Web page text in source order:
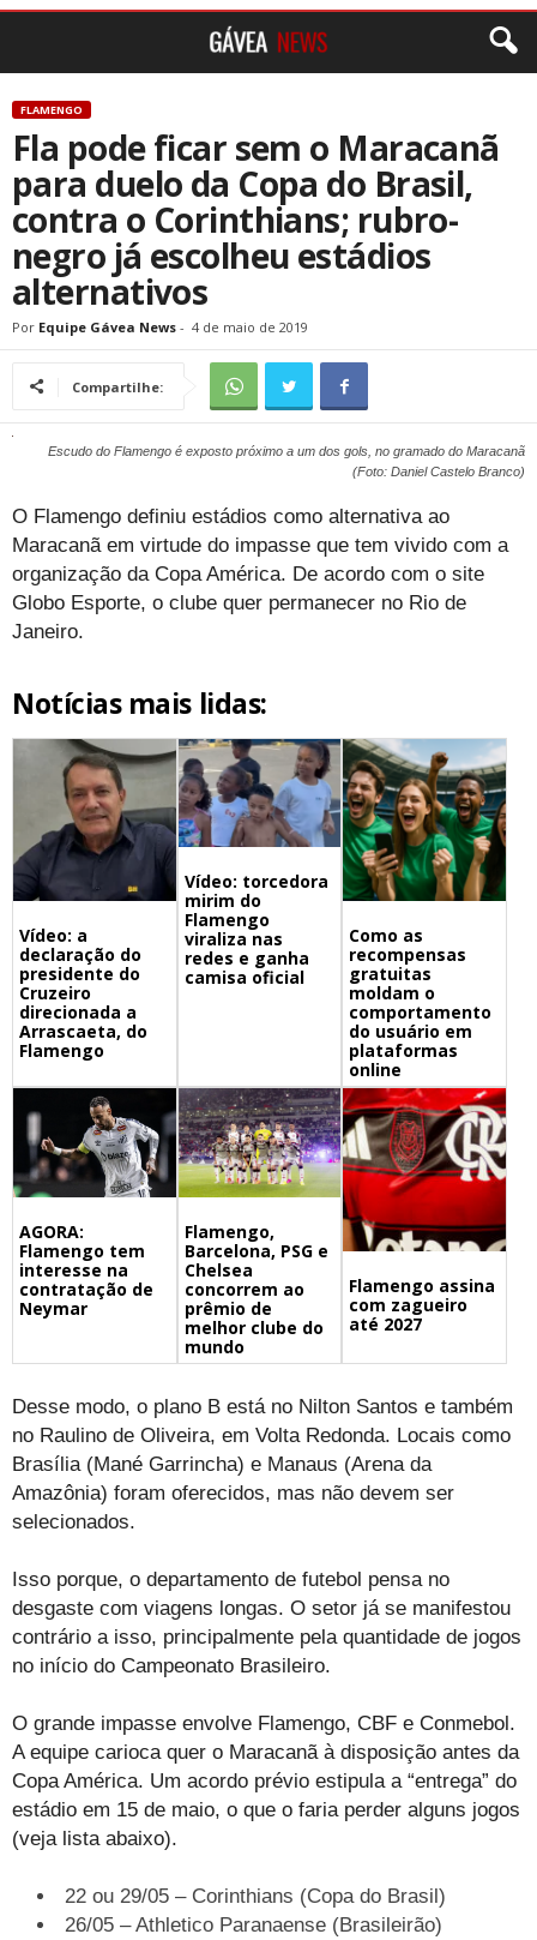
FLAMENGO
Fla pode ficar sem o Maracanã
para duelo da Copa do Brasil,
contra o Corinthians; rubro-
negro já escolheu estádios
alternativos
Por Equipe Gávea News - 4 de maio de 2019
Compartilhe:
Escudo do Flamengo é exposto próximo a um dos gols, no gramado do Maracanã
(Foto: Daniel Castelo Branco)
O Flamengo definiu estádios como alternativa ao
Maracanã em virtude do impasse que tem vivido com a
organização da Copa América. De acordo com o site
Globo Esporte, o clube quer permanecer no Rio de
Janeiro.
Notícias mais lidas:
Vídeo: a
declaração do
presidente do
Cruzeiro
direcionada a
Arrascaeta, do
Flamengo
Vídeo: torcedora
mirim do
Flamengo
viraliza nas
redes e ganha
camisa oficial
Como as
recompensas
gratuitas
moldam o
comportamento
do usuário em
plataformas
online
AGORA:
Flamengo tem
interesse na
contratação de
Neymar
Flamengo,
Barcelona, PSG e
Chelsea
concorrem ao
prêmio de
melhor clube do
mundo
Flamengo assina
com zagueiro
até 2027
Desse modo, o plano B está no Nilton Santos e também
no Raulino de Oliveira, em Volta Redonda. Locais como
Brasília (Mané Garrincha) e Manaus (Arena da
Amazônia) foram oferecidos, mas não devem ser
selecionados.
Isso porque, o departamento de futebol pensa no
desgaste com viagens longas. O setor já se manifestou
contrário a isso, principalmente pela quantidade de jogos
no início do Campeonato Brasileiro.
O grande impasse envolve Flamengo, CBF e Conmebol.
A equipe carioca quer o Maracanã à disposição antes da
Copa América. Um acordo prévio estipula a “entrega” do
estádio em 15 de maio, o que o faria perder alguns jogos
(veja lista abaixo).
22 ou 29/05 – Corinthians (Copa do Brasil)
26/05 – Athletico Paranaense (Brasileirão)